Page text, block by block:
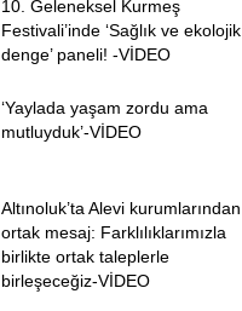
10. Geleneksel Kurmeş
Festivali’inde ‘Sağlık ve ekolojik
denge’ paneli! -VİDEO
‘Yaylada yaşam zordu ama
mutluyduk’-VİDEO
Altınoluk’ta Alevi kurumlarından
ortak mesaj: Farklılıklarımızla
birlikte ortak taleplerle
birleşeceğiz-VİDEO